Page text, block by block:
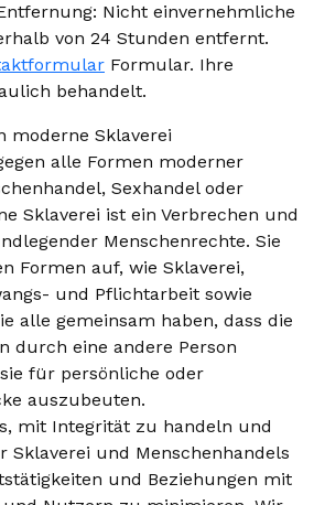
Nicht einvernehmliche
von 24 Stunden entfernt.
Formular. Ihre
behandelt.
moderne Sklaverei
alle Formen moderner
Sexhandel oder
Sklaverei ist ein Verbrechen und
Menschenrechte. Sie
Formen auf, wie Sklaverei,
und Pflichtarbeit sowie
alle gemeinsam haben, dass die
durch eine andere Person
für persönliche oder
auszubeuten.
mit Integrität zu handeln und
Sklaverei und Menschenhandels
und Beziehungen mit